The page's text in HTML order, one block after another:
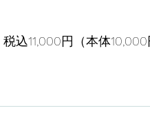
込11,000円（本体